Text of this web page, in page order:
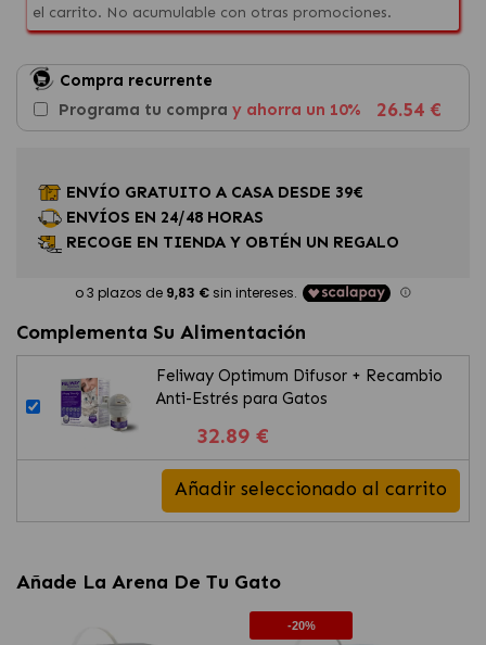
el carrito. No acumulable con otras promociones.
Compra recurrente
Programa tu compra y ahorra un 10% 26.54 €
ENVÍO GRATUITO A CASA DESDE 39€
ENVÍOS EN 24/48 HORAS
RECOGE EN TIENDA Y OBTÉN UN REGALO
Complementa Su Alimentación
Feliway Optimum Difusor + Recambio
Anti-Estrés para Gatos
32.89 €
Añadir seleccionado al carrito
Añade La Arena De Tu Gato
-20%